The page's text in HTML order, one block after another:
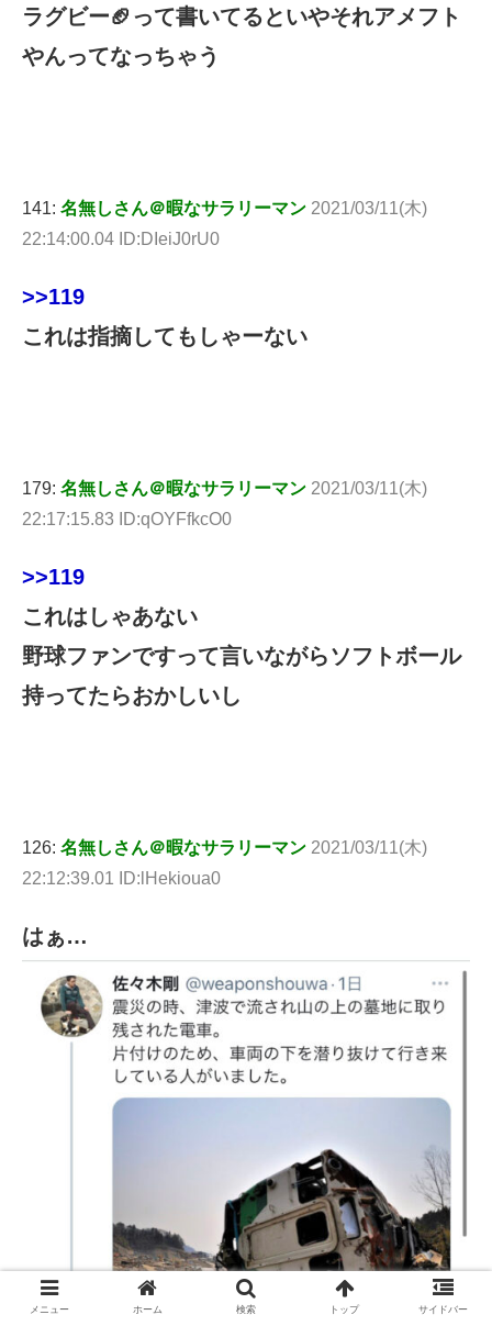
ラグビー🏈って書いてるといやそれアメフト
やんってなっちゃう
141: 名無しさん＠暇なサラリーマン 2021/03/11(木)
22:14:00.04 ID:DIeiJ0rU0
>>119
これは指摘してもしゃーない
179: 名無しさん＠暇なサラリーマン 2021/03/11(木)
22:17:15.83 ID:qOYFfkcO0
>>119
これはしゃあない
野球ファンですって言いながらソフトボール
持ってたらおかしいし
126: 名無しさん＠暇なサラリーマン 2021/03/11(木)
22:12:39.01 ID:lHekioua0
はぁ…
メニュー ホーム 検索 トップ サイドバー